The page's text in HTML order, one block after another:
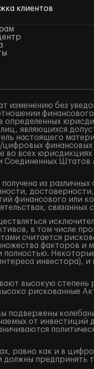
клиентов
изменению без
являющихся
настоящего
цифровых
во всех
Соединенных
из
финансового или
связанных
в том числе
считается
факторов и
полностью.
инвестора),
высокую
рискованные
от
равно как и в
предпринять